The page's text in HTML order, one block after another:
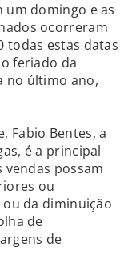
um domingo e as
ocorreram
todas estas datas
feriado da
no último ano,
Fabio Bentes, a
é a principal
possam
ou
da diminuição
de
de